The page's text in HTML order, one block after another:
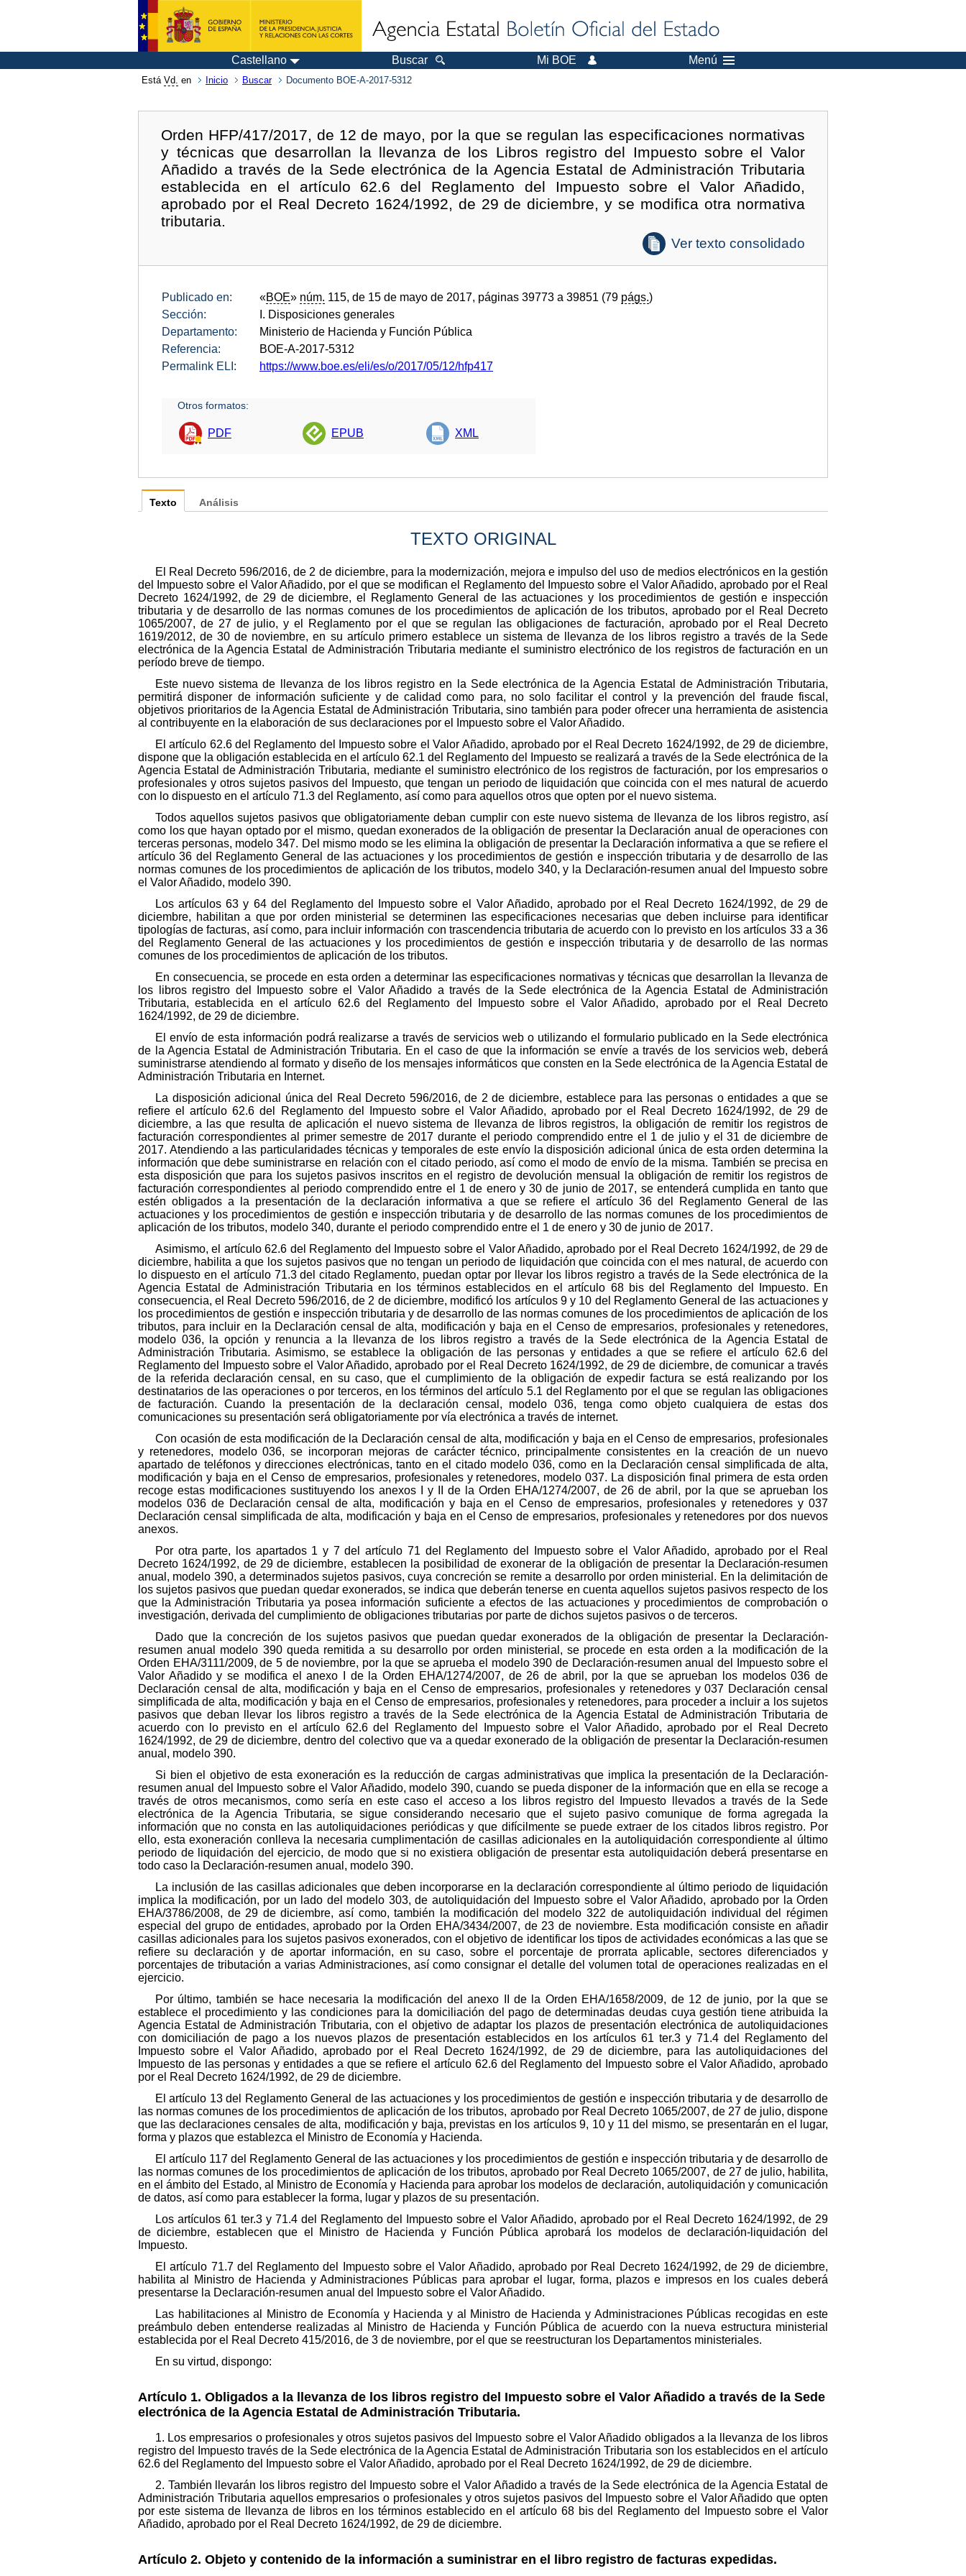
Castellano Buscar Mi BOE Menú
Está Vd. en Inicio Buscar Documento BOE-A-2017-5312
Orden HFP/417/2017, de 12 de mayo, por la que se regulan las especificaciones normativas
y técnicas que desarrollan la llevanza de los Libros registro del Impuesto sobre el Valor
Añadido a través de la Sede electrónica de la Agencia Estatal de Administración Tributaria
establecida en el artículo 62.6 del Reglamento del Impuesto sobre el Valor Añadido,
aprobado por el Real Decreto 1624/1992, de 29 de diciembre, y se modifica otra normativa
tributaria.
Ver texto consolidado
Publicado en: «BOE» núm. 115, de 15 de mayo de 2017, páginas 39773 a 39851 (79 págs.)
Sección:
I. Disposiciones generales
Departamento:
Ministerio de Hacienda y Función Pública
Referencia:
BOE-A-2017-5312
Permalink ELI:
https://www.boe.es/eli/es/o/2017/05/12/hfp417
Otros formatos:
PDF EPUB XML
Texto
TEXTO ORIGINAL
El Real Decreto 596/2016, de 2 de diciembre, para la modernización, mejora e impulso del uso de medios electrónicos en la gestión
del Impuesto sobre el Valor Añadido, por el que se modifican el Reglamento del Impuesto sobre el Valor Añadido, aprobado por el Real
Decreto 1624/1992, de 29 de diciembre, el Reglamento General de las actuaciones y los procedimientos de gestión e inspección
tributaria y de desarrollo de las normas comunes de los procedimientos de aplicación de los tributos, aprobado por el Real Decreto
1065/2007, de 27 de julio, y el Reglamento por el que se regulan las obligaciones de facturación, aprobado por el Real Decreto
1619/2012, de 30 de noviembre, en su artículo primero establece un sistema de llevanza de los libros registro a través de la Sede
electrónica de la Agencia Estatal de Administración Tributaria mediante el suministro electrónico de los registros de facturación en un
período breve de tiempo.
Este nuevo sistema de llevanza de los libros registro en la Sede electrónica de la Agencia Estatal de Administración Tributaria,
permitirá disponer de información suficiente y de calidad como para, no solo facilitar el control y la prevención del fraude fiscal,
objetivos prioritarios de la Agencia Estatal de Administración Tributaria, sino también para poder ofrecer una herramienta de asistencia
al contribuyente en la elaboración de sus declaraciones por el Impuesto sobre el Valor Añadido.
El artículo 62.6 del Reglamento del Impuesto sobre el Valor Añadido, aprobado por el Real Decreto 1624/1992, de 29 de diciembre,
dispone que la obligación establecida en el artículo 62.1 del Reglamento del Impuesto se realizará a través de la Sede electrónica de la
Agencia Estatal de Administración Tributaria, mediante el suministro electrónico de los registros de facturación, por los empresarios o
profesionales y otros sujetos pasivos del Impuesto, que tengan un periodo de liquidación que coincida con el mes natural de acuerdo
con lo dispuesto en el artículo 71.3 del Reglamento, así como para aquellos otros que opten por el nuevo sistema.
Todos aquellos sujetos pasivos que obligatoriamente deban cumplir con este nuevo sistema de llevanza de los libros registro, así
como los que hayan optado por el mismo, quedan exonerados de la obligación de presentar la Declaración anual de operaciones con
terceras personas, modelo 347. Del mismo modo se les elimina la obligación de presentar la Declaración informativa a que se refiere el
artículo 36 del Reglamento General de las actuaciones y los procedimientos de gestión e inspección tributaria y de desarrollo de las
normas comunes de los procedimientos de aplicación de los tributos, modelo 340, y la Declaración-resumen anual del Impuesto sobre
el Valor Añadido, modelo 390.
Los artículos 63 y 64 del Reglamento del Impuesto sobre el Valor Añadido, aprobado por el Real Decreto 1624/1992, de 29 de
diciembre, habilitan a que por orden ministerial se determinen las especificaciones necesarias que deben incluirse para identificar
tipologías de facturas, así como, para incluir información con trascendencia tributaria de acuerdo con lo previsto en los artículos 33 a 36
del Reglamento General de las actuaciones y los procedimientos de gestión e inspección tributaria y de desarrollo de las normas
comunes de los procedimientos de aplicación de los tributos.
En consecuencia, se procede en esta orden a determinar las especificaciones normativas y técnicas que desarrollan la llevanza de
los libros registro del Impuesto sobre el Valor Añadido a través de la Sede electrónica de la Agencia Estatal de Administración
Tributaria, establecida en el artículo 62.6 del Reglamento del Impuesto sobre el Valor Añadido, aprobado por el Real Decreto
1624/1992, de 29 de diciembre.
El envío de esta información podrá realizarse a través de servicios web o utilizando el formulario publicado en la Sede electrónica
de la Agencia Estatal de Administración Tributaria. En el caso de que la información se envíe a través de los servicios web, deberá
suministrarse atendiendo al formato y diseño de los mensajes informáticos que consten en la Sede electrónica de la Agencia Estatal de
Administración Tributaria en Internet.
La disposición adicional única del Real Decreto 596/2016, de 2 de diciembre, establece para las personas o entidades a que se
refiere el artículo 62.6 del Reglamento del Impuesto sobre el Valor Añadido, aprobado por el Real Decreto 1624/1992, de 29 de
diciembre, a las que resulta de aplicación el nuevo sistema de llevanza de libros registros, la obligación de remitir los registros de
facturación correspondientes al primer semestre de 2017 durante el periodo comprendido entre el 1 de julio y el 31 de diciembre de
2017. Atendiendo a las particularidades técnicas y temporales de este envío la disposición adicional única de esta orden determina la
información que debe suministrarse en relación con el citado periodo, así como el modo de envío de la misma. También se precisa en
esta disposición que para los sujetos pasivos inscritos en el registro de devolución mensual la obligación de remitir los registros de
facturación correspondientes al periodo comprendido entre el 1 de enero y 30 de junio de 2017, se entenderá cumplida en tanto que
estén obligados a la presentación de la declaración informativa a que se refiere el artículo 36 del Reglamento General de las
actuaciones y los procedimientos de gestión e inspección tributaria y de desarrollo de las normas comunes de los procedimientos de
aplicación de los tributos, modelo 340, durante el periodo comprendido entre el 1 de enero y 30 de junio de 2017.
Asimismo, el artículo 62.6 del Reglamento del Impuesto sobre el Valor Añadido, aprobado por el Real Decreto 1624/1992, de 29 de
diciembre, habilita a que los sujetos pasivos que no tengan un periodo de liquidación que coincida con el mes natural, de acuerdo con
lo dispuesto en el artículo 71.3 del citado Reglamento, puedan optar por llevar los libros registro a través de la Sede electrónica de la
Agencia Estatal de Administración Tributaria en los términos establecidos en el artículo 68 bis del Reglamento del Impuesto. En
consecuencia, el Real Decreto 596/2016, de 2 de diciembre, modificó los artículos 9 y 10 del Reglamento General de las actuaciones y
los procedimientos de gestión e inspección tributaria y de desarrollo de las normas comunes de los procedimientos de aplicación de los
tributos, para incluir en la Declaración censal de alta, modificación y baja en el Censo de empresarios, profesionales y retenedores,
modelo 036, la opción y renuncia a la llevanza de los libros registro a través de la Sede electrónica de la Agencia Estatal de
Administración Tributaria. Asimismo, se establece la obligación de las personas y entidades a que se refiere el artículo 62.6 del
Reglamento del Impuesto sobre el Valor Añadido, aprobado por el Real Decreto 1624/1992, de 29 de diciembre, de comunicar a través
de la referida declaración censal, en su caso, que el cumplimiento de la obligación de expedir factura se está realizando por los
destinatarios de las operaciones o por terceros, en los términos del artículo 5.1 del Reglamento por el que se regulan las obligaciones
de facturación. Cuando la presentación de la declaración censal, modelo 036, tenga como objeto cualquiera de estas dos
comunicaciones su presentación será obligatoriamente por vía electrónica a través de internet.
Con ocasión de esta modificación de la Declaración censal de alta, modificación y baja en el Censo de empresarios, profesionales
y retenedores, modelo 036, se incorporan mejoras de carácter técnico, principalmente consistentes en la creación de un nuevo
apartado de teléfonos y direcciones electrónicas, tanto en el citado modelo 036, como en la Declaración censal simplificada de alta,
modificación y baja en el Censo de empresarios, profesionales y retenedores, modelo 037. La disposición final primera de esta orden
recoge estas modificaciones sustituyendo los anexos I y II de la Orden EHA/1274/2007, de 26 de abril, por la que se aprueban los
modelos 036 de Declaración censal de alta, modificación y baja en el Censo de empresarios, profesionales y retenedores y 037
Declaración censal simplificada de alta, modificación y baja en el Censo de empresarios, profesionales y retenedores por dos nuevos
anexos.
Por otra parte, los apartados 1 y 7 del artículo 71 del Reglamento del Impuesto sobre el Valor Añadido, aprobado por el Real
Decreto 1624/1992, de 29 de diciembre, establecen la posibilidad de exonerar de la obligación de presentar la Declaración-resumen
anual, modelo 390, a determinados sujetos pasivos, cuya concreción se remite a desarrollo por orden ministerial. En la delimitación de
los sujetos pasivos que puedan quedar exonerados, se indica que deberán tenerse en cuenta aquellos sujetos pasivos respecto de los
que la Administración Tributaria ya posea información suficiente a efectos de las actuaciones y procedimientos de comprobación o
investigación, derivada del cumplimiento de obligaciones tributarias por parte de dichos sujetos pasivos o de terceros.
Dado que la concreción de los sujetos pasivos que puedan quedar exonerados de la obligación de presentar la Declaración-
resumen anual modelo 390 queda remitida a su desarrollo por orden ministerial, se procede en esta orden a la modificación de la
Orden EHA/3111/2009, de 5 de noviembre, por la que se aprueba el modelo 390 de Declaración-resumen anual del Impuesto sobre el
Valor Añadido y se modifica el anexo I de la Orden EHA/1274/2007, de 26 de abril, por la que se aprueban los modelos 036 de
Declaración censal de alta, modificación y baja en el Censo de empresarios, profesionales y retenedores y 037 Declaración censal
simplificada de alta, modificación y baja en el Censo de empresarios, profesionales y retenedores, para proceder a incluir a los sujetos
pasivos que deban llevar los libros registro a través de la Sede electrónica de la Agencia Estatal de Administración Tributaria de
acuerdo con lo previsto en el artículo 62.6 del Reglamento del Impuesto sobre el Valor Añadido, aprobado por el Real Decreto
1624/1992, de 29 de diciembre, dentro del colectivo que va a quedar exonerado de la obligación de presentar la Declaración-resumen
anual, modelo 390.
Si bien el objetivo de esta exoneración es la reducción de cargas administrativas que implica la presentación de la Declaración-
resumen anual del Impuesto sobre el Valor Añadido, modelo 390, cuando se pueda disponer de la información que en ella se recoge a
través de otros mecanismos, como sería en este caso el acceso a los libros registro del Impuesto llevados a través de la Sede
electrónica de la Agencia Tributaria, se sigue considerando necesario que el sujeto pasivo comunique de forma agregada la
información que no consta en las autoliquidaciones periódicas y que difícilmente se puede extraer de los citados libros registro. Por
ello, esta exoneración conlleva la necesaria cumplimentación de casillas adicionales en la autoliquidación correspondiente al último
periodo de liquidación del ejercicio, de modo que si no existiera obligación de presentar esta autoliquidación deberá presentarse en
todo caso la Declaración-resumen anual, modelo 390.
La inclusión de las casillas adicionales que deben incorporarse en la declaración correspondiente al último periodo de liquidación
implica la modificación, por un lado del modelo 303, de autoliquidación del Impuesto sobre el Valor Añadido, aprobado por la Orden
EHA/3786/2008, de 29 de diciembre, así como, también la modificación del modelo 322 de autoliquidación individual del régimen
especial del grupo de entidades, aprobado por la Orden EHA/3434/2007, de 23 de noviembre. Esta modificación consiste en añadir
casillas adicionales para los sujetos pasivos exonerados, con el objetivo de identificar los tipos de actividades económicas a las que se
refiere su declaración y de aportar información, en su caso, sobre el porcentaje de prorrata aplicable, sectores diferenciados y
porcentajes de tributación a varias Administraciones, así como consignar el detalle del volumen total de operaciones realizadas en el
ejercicio.
Por último, también se hace necesaria la modificación del anexo II de la Orden EHA/1658/2009, de 12 de junio, por la que se
establece el procedimiento y las condiciones para la domiciliación del pago de determinadas deudas cuya gestión tiene atribuida la
Agencia Estatal de Administración Tributaria, con el objetivo de adaptar los plazos de presentación electrónica de autoliquidaciones
con domiciliación de pago a los nuevos plazos de presentación establecidos en los artículos 61 ter.3 y 71.4 del Reglamento del
Impuesto sobre el Valor Añadido, aprobado por el Real Decreto 1624/1992, de 29 de diciembre, para las autoliquidaciones del
Impuesto de las personas y entidades a que se refiere el artículo 62.6 del Reglamento del Impuesto sobre el Valor Añadido, aprobado
por el Real Decreto 1624/1992, de 29 de diciembre.
El artículo 13 del Reglamento General de las actuaciones y los procedimientos de gestión e inspección tributaria y de desarrollo de
las normas comunes de los procedimientos de aplicación de los tributos, aprobado por Real Decreto 1065/2007, de 27 de julio, dispone
que las declaraciones censales de alta, modificación y baja, previstas en los artículos 9, 10 y 11 del mismo, se presentarán en el lugar,
forma y plazos que establezca el Ministro de Economía y Hacienda.
El artículo 117 del Reglamento General de las actuaciones y los procedimientos de gestión e inspección tributaria y de desarrollo de
las normas comunes de los procedimientos de aplicación de los tributos, aprobado por Real Decreto 1065/2007, de 27 de julio, habilita,
en el ámbito del Estado, al Ministro de Economía y Hacienda para aprobar los modelos de declaración, autoliquidación y comunicación
de datos, así como para establecer la forma, lugar y plazos de su presentación.
Los artículos 61 ter.3 y 71.4 del Reglamento del Impuesto sobre el Valor Añadido, aprobado por el Real Decreto 1624/1992, de 29
de diciembre, establecen que el Ministro de Hacienda y Función Pública aprobará los modelos de declaración-liquidación del
Impuesto.
El artículo 71.7 del Reglamento del Impuesto sobre el Valor Añadido, aprobado por Real Decreto 1624/1992, de 29 de diciembre,
habilita al Ministro de Hacienda y Administraciones Públicas para aprobar el lugar, forma, plazos e impresos en los cuales deberá
presentarse la Declaración-resumen anual del Impuesto sobre el Valor Añadido.
Las habilitaciones al Ministro de Economía y Hacienda y al Ministro de Hacienda y Administraciones Públicas recogidas en este
preámbulo deben entenderse realizadas al Ministro de Hacienda y Función Pública de acuerdo con la nueva estructura ministerial
establecida por el Real Decreto 415/2016, de 3 de noviembre, por el que se reestructuran los Departamentos ministeriales.
En su virtud, dispongo:
Artículo 1. Obligados a la llevanza de los libros registro del Impuesto sobre el Valor Añadido a través de la Sede
electrónica de la Agencia Estatal de Administración Tributaria.
1. Los empresarios o profesionales y otros sujetos pasivos del Impuesto sobre el Valor Añadido obligados a la llevanza de los libros
registro del Impuesto través de la Sede electrónica de la Agencia Estatal de Administración Tributaria son los establecidos en el artículo
62.6 del Reglamento del Impuesto sobre el Valor Añadido, aprobado por el Real Decreto 1624/1992, de 29 de diciembre.
2. También llevarán los libros registro del Impuesto sobre el Valor Añadido a través de la Sede electrónica de la Agencia Estatal de
Administración Tributaria aquellos empresarios o profesionales y otros sujetos pasivos del Impuesto sobre el Valor Añadido que opten
por este sistema de llevanza de libros en los términos establecido en el artículo 68 bis del Reglamento del Impuesto sobre el Valor
Añadido, aprobado por el Real Decreto 1624/1992, de 29 de diciembre.
Artículo 2. Objeto y contenido de la información a suministrar en el libro registro de facturas expedidas.
Análisis